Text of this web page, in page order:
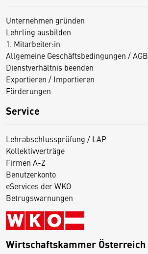
Unternehmen gründen
Lehrling ausbilden
1. Mitarbeiter:in
Allgemeine Geschäftsbedingungen / AGB
Dienstverhältnis beenden
Exportieren / Importieren
Förderungen
Service
Lehrabschlussprüfung / LAP
Kollektivverträge
Firmen A-Z
Benutzerkonto
eServices der WKO
Betrugswarnungen
Wirtschaftskammer Österreich